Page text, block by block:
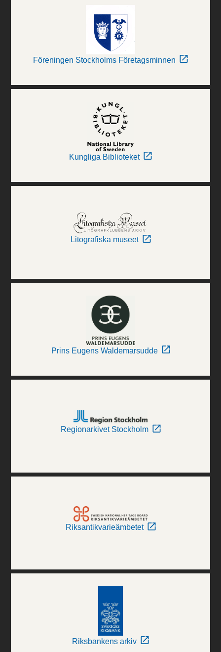
Föreningen Stockholms Företagsminnen
Kungliga Biblioteket
Litografiska museet
Prins Eugens Waldemarsudde
Regionarkivet Stockholm
Riksantikvarieämbetet
Riksbankens arkiv